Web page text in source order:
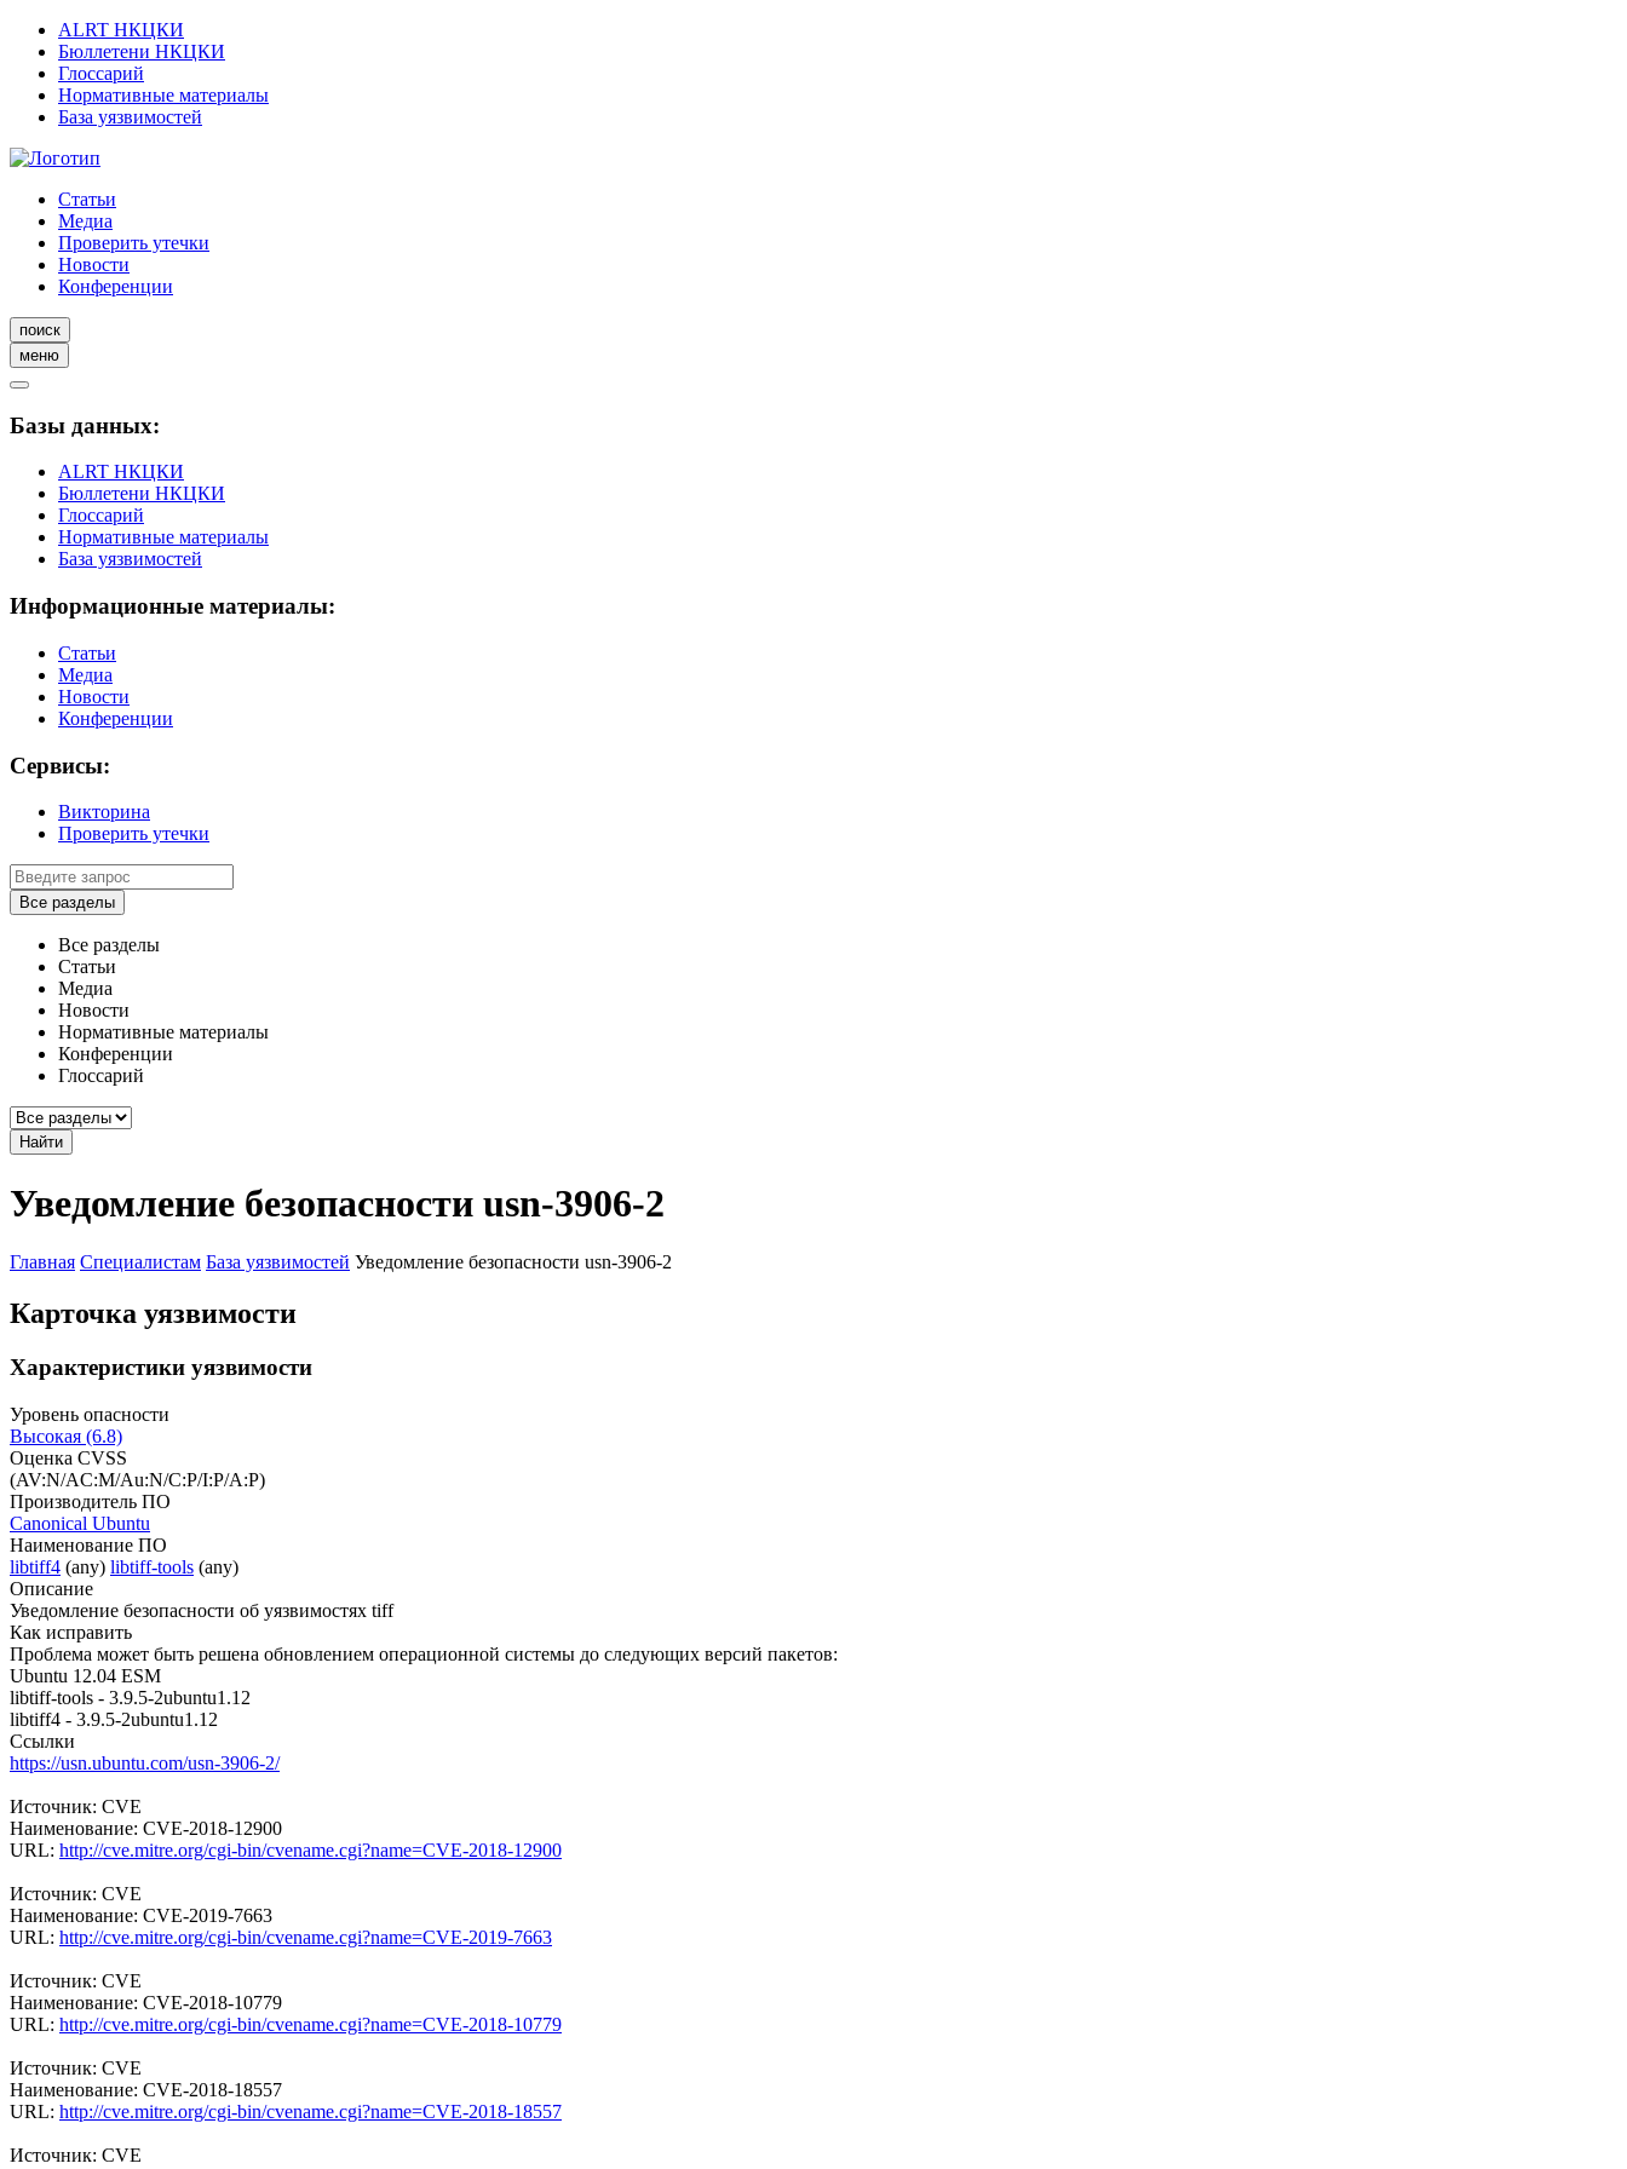
ALRT НКЦКИ
Бюллетени НКЦКИ
Глоссарий
Нормативные материалы
База уязвимостей
Статьи
Медиа
Проверить утечки
Новости
Конференции
поиск
меню
Базы данных:
ALRT НКЦКИ
Бюллетени НКЦКИ
Глоссарий
Нормативные материалы
База уязвимостей
Информационные материалы:
Статьи
Медиа
Новости
Конференции
Сервисы:
Викторина
Проверить утечки
Все разделы
Все разделы
Статьи
Медиа
Новости
Нормативные материалы
Конференции
Глоссарий
Найти
Уведомление безопасности usn-3906-2
Главная Специалистам База уязвимостей Уведомление безопасности usn-3906-2
Карточка уязвимости
Характеристики уязвимости
Уровень опасности
Высокая (6.8)
Оценка CVSS
(AV:N/AC:M/Au:N/C:P/I:P/A:P)
Производитель ПО
Canonical Ubuntu
Наименование ПО
libtiff4 (any) libtiff-tools (any)
Описание
Уведомление безопасности об уязвимостях tiff
Как исправить
Проблема может быть решена обновлением операционной системы до следующих версий пакетов:
Ubuntu 12.04 ESM
libtiff-tools - 3.9.5-2ubuntu1.12
libtiff4 - 3.9.5-2ubuntu1.12
Ссылки
https://usn.ubuntu.com/usn-3906-2/
Источник: CVE
Наименование: CVE-2018-12900
URL: http://cve.mitre.org/cgi-bin/cvename.cgi?name=CVE-2018-12900
Источник: CVE
Наименование: CVE-2019-7663
URL: http://cve.mitre.org/cgi-bin/cvename.cgi?name=CVE-2019-7663
Источник: CVE
Наименование: CVE-2018-10779
URL: http://cve.mitre.org/cgi-bin/cvename.cgi?name=CVE-2018-10779
Источник: CVE
Наименование: CVE-2018-18557
URL: http://cve.mitre.org/cgi-bin/cvename.cgi?name=CVE-2018-18557
Источник: CVE